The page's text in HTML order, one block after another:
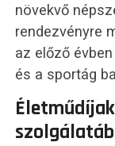
növekvő
rendezvényre
az előző
és a sportág